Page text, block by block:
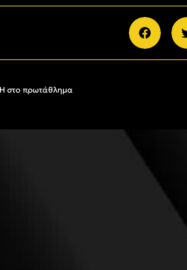
στο πρωτάθλημα